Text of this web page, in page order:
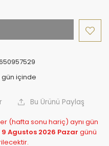
Bu Ürünü Paylaş
(hafta sonu hariç) aynı gün
9 Agustos 2026 Pazar günü